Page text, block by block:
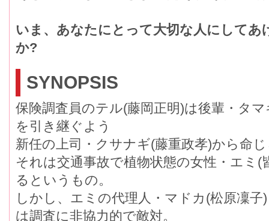
いま、あなたにとって大切な人にして
か?
SYNOPSIS
保険調査員のテル(藤岡正明)は後輩・タ
を引き継ぐよう
新任の上司・クサナギ(藤重政孝)から命
それは交通事故で植物状態の女性・エミ(
るというもの。
しかし、エミの代理人・マドカ(松原凜
は調査に非協力的で敵対。